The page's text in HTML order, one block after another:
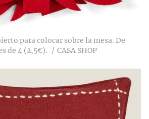
para colocar sobre la mesa. De
de 4 (2,5€).
CASA SHOP